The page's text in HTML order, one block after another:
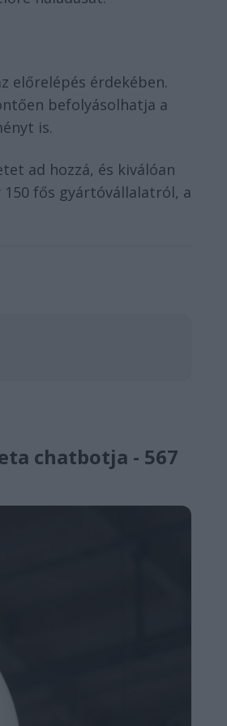
előrelépés érdekében.
befolyásolhatja a
is.
ad hozzá, és kiválóan
150 fős gyártóvállalatról, a
chatbotja - 567